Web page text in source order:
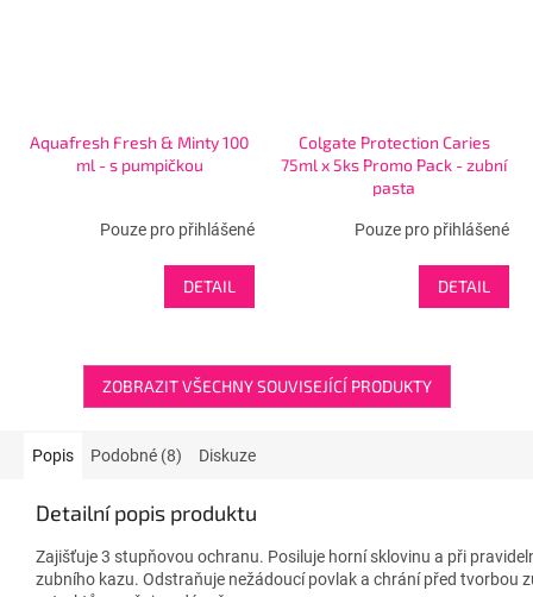
Aquafresh Fresh & Minty 100
ml - s pumpičkou
Pouze pro přihlášené
DETAIL
Colgate Protection Caries
75ml x 5ks Promo Pack - zubní
pasta
Pouze pro přihlášené
DETAIL
ZOBRAZIT VŠECHNY SOUVISEJÍCÍ PRODUKTY
Popis Podobné (8) Diskuze
Detailní popis produktu
Zajišťuje 3 stupňovou ochranu. Posiluje horní sklovinu a při
zubního kazu. Odstraňuje nežádoucí povlak a chrání před tvorbou